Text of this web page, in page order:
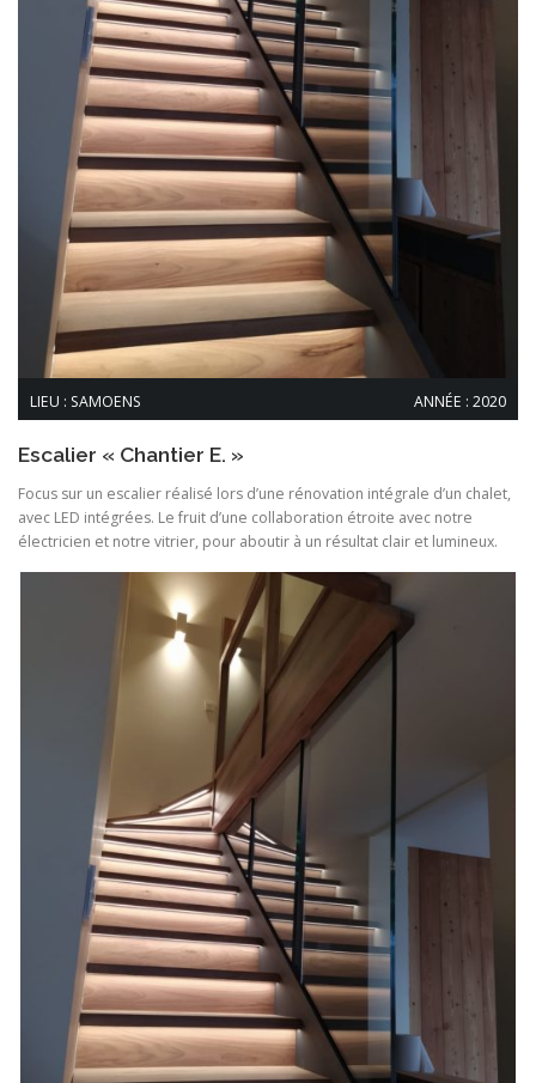
LIEU : SAMOENS ANNÉE : 2020
Escalier « Chantier E. »
Focus sur un escalier réalisé lors d’une rénovation intégrale d’un chalet,
avec LED intégrées. Le fruit d’une collaboration étroite avec notre
électricien et notre vitrier, pour aboutir à un résultat clair et lumineux.